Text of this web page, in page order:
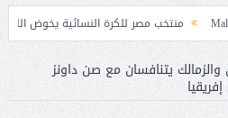
مصر للكرة النسائية يخوض الليلة مباراة وداع
والزمالك يتنافسان مع صن داونز